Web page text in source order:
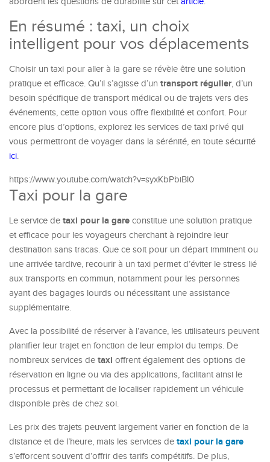
En résumé : taxi, un choix
intelligent pour vos déplacements
Choisir un taxi pour aller à la gare se révèle être une solution
pratique et efficace. Qu’il s’agisse d’un transport régulier, d’un
besoin spécifique de transport médical ou de trajets vers des
événements, cette option vous offre flexibilité et confort. Pour
encore plus d’options, explorez les services de taxi privé qui
vous permettront de voyager dans la sérénité, en toute sécurité
ici.
https://www.youtube.com/watch?v=syxKbPbiBl0
Taxi pour la gare
Le service de taxi pour la gare constitue une solution pratique
et efficace pour les voyageurs cherchant à rejoindre leur
destination sans tracas. Que ce soit pour un départ imminent ou
une arrivée tardive, recourir à un taxi permet d’éviter le stress lié
aux transports en commun, notamment pour les personnes
ayant des bagages lourds ou nécessitant une assistance
supplémentaire.
Avec la possibilité de réserver à l’avance, les utilisateurs peuvent
planifier leur trajet en fonction de leur emploi du temps. De
nombreux services de taxi offrent également des options de
réservation en ligne ou via des applications, facilitant ainsi le
processus et permettant de localiser rapidement un véhicule
disponible près de chez soi.
Les prix des trajets peuvent largement varier en fonction de la
distance et de l’heure, mais les services de taxi pour la gare
s’efforcent souvent d’offrir des tarifs compétitifs. De plus,